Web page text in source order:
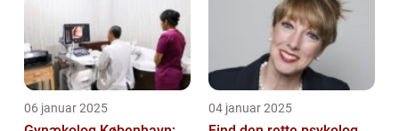
06 januar 2025 04 januar 2025